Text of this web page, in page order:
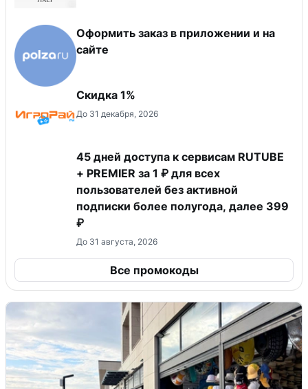
Оформить заказ в приложении и на
сайте
Скидка 1%
До 31 декабря, 2026
45 дней доступа к сервисам RUTUBE
+ PREMIER за 1 ₽ для всех
пользователей без активной
подписки более полугода, далее 399
₽
До 31 августа, 2026
Все промокоды